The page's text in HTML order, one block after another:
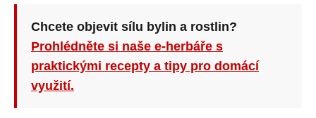
Chcete objevit sílu bylin a rostlin?
Prohlédněte si naše e-herbáře s
praktickými recepty a tipy pro domácí
využití.